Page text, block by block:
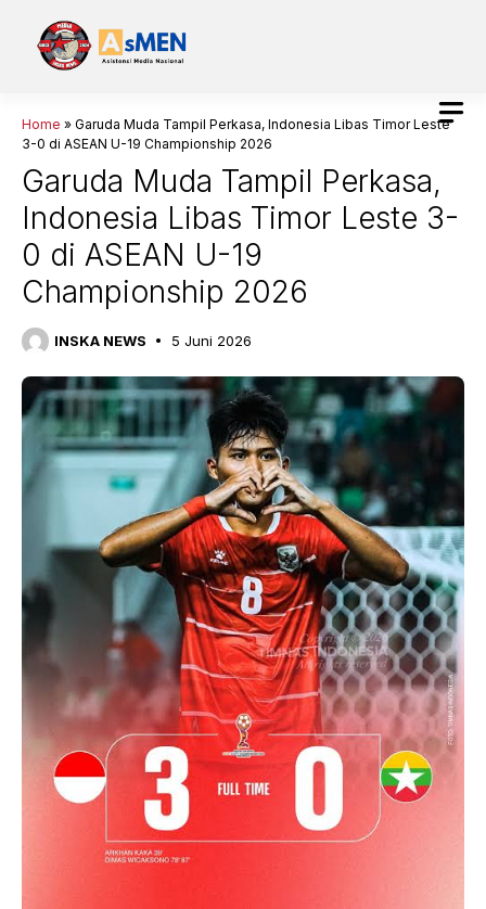
Home » Garuda Muda Tampil Perkasa, Indonesia Libas Timor Leste
3-0 di ASEAN U-19 Championship 2026
Garuda Muda Tampil Perkasa,
Indonesia Libas Timor Leste 3-
0 di ASEAN U-19
Championship 2026
INSKA NEWS 5 Juni 2026